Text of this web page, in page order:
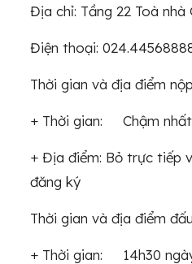
Địa chỉ: Tầng 22 Toà
Điện thoại:
Thời gian và địa điểm
+ Thời gian: Chậm nhất
+ Địa điểm: Bỏ trực tiếp
đăng ký
Thời gian và địa điểm
+ Thời gian: 14h30